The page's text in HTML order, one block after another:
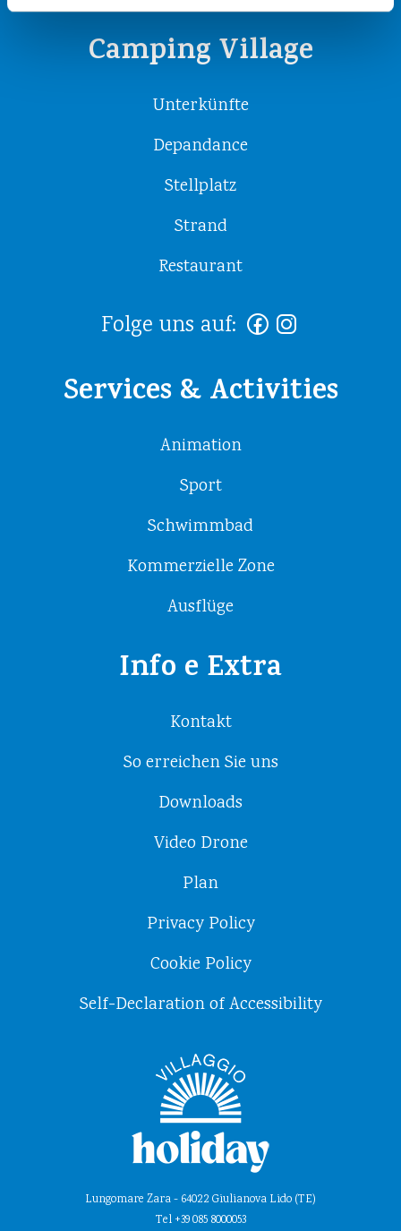
Camping Village
Unterkünfte
Depandance
Stellplatz
Strand
Restaurant
Folge uns auf:
Services & Activities
Animation
Sport
Schwimmbad
Kommerzielle Zone
Ausflüge
Info e Extra
Kontakt
So erreichen Sie uns
Downloads
Video Drone
Plan
Privacy Policy
Cookie Policy
Self-Declaration of Accessibility
Lungomare Zara - 64022 Giulianova Lido (TE)
Tel +39 085 8000053